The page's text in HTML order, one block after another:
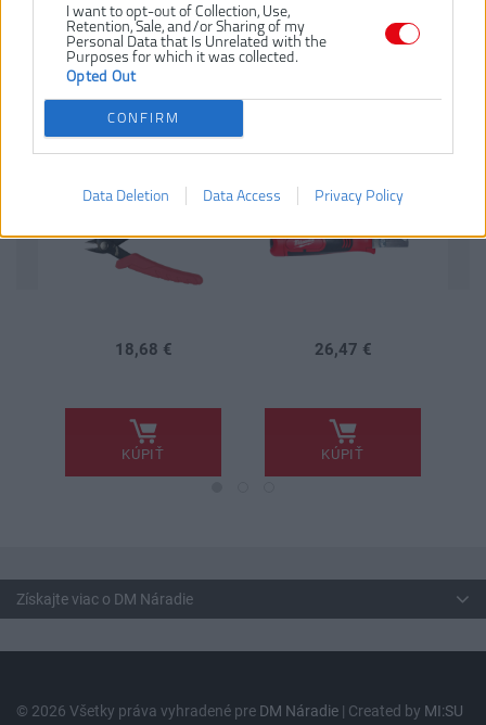
I want to opt-out of Collection, Use,
Retention, Sale, and/or Sharing of my
Personal Data that Is Unrelated with the
Purposes for which it was collected.
Opted Out
CONFIRM
Data Deletion Data Access Privacy Policy
MILWAUKEE MINI
ŠTIEPACIE KLIEŠTE
18,68 €
KÚPIŤ
MILWAUKEE
NÁSTROJ
26,47 €
KÚPIŤ
Získajte viac o DM Náradie
© 2026 Všetky práva vyhradené pre DM Náradie | Created by MI:SU